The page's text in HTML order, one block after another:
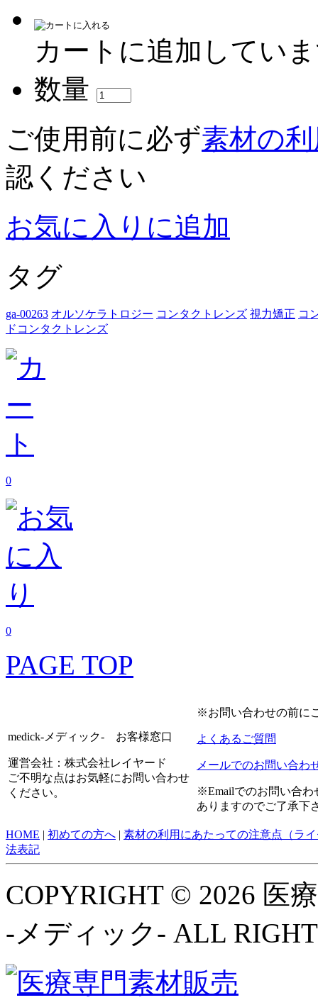
カートに追加してい
数量
ご使用前に必ず素材の
認ください
お気に入りに追加
タグ
ga-00263 オルソケラトロジー コンタクトレンズ 視力矯正 コ
ドコンタクトレンズ
0
0
PAGE TOP
medick-メディック- お客様窓口
運営会社：株式会社レイヤード
ご不明な点はお気軽にお問い合わせ
ください。
※お問い合わせの前に
よくあるご質問
メールでのお問い合わ
※Emailでのお問い合わ
ありますのでご了承下
HOME | 初めての方へ | 素材の利用にあたっての注意点（ラ
法表記
COPYRIGHT © 2026 医
-メディック- ALL RIGHT